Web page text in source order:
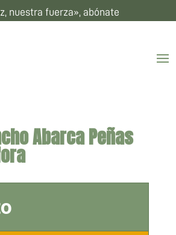
nuestra fuerza», abónate
Abarca Peñas